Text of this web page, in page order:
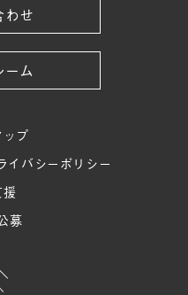
わせ
ーム
プ
イバシーポリシー
援
募